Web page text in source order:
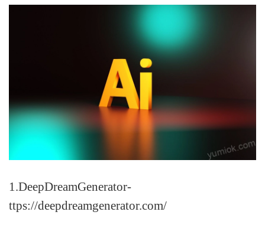
1.DeepDreamGenerator-
ttps://deepdreamgenerator.com/